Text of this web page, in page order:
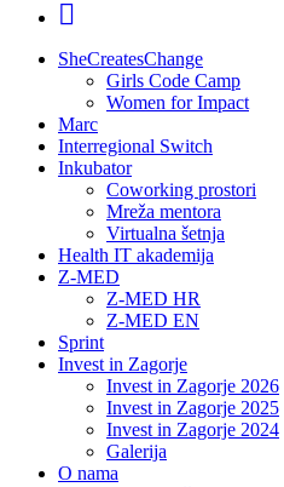
SheCreatesChange
Girls Code Camp
Women for Impact
Marc
Interregional Switch
Inkubator
Coworking prostori
Mreža mentora
Virtualna šetnja
Health IT akademija
Z-MED
Z-MED HR
Z-MED EN
Sprint
Invest in Zagorje
Invest in Zagorje 2026
Invest in Zagorje 2025
Invest in Zagorje 2024
Galerija
O nama